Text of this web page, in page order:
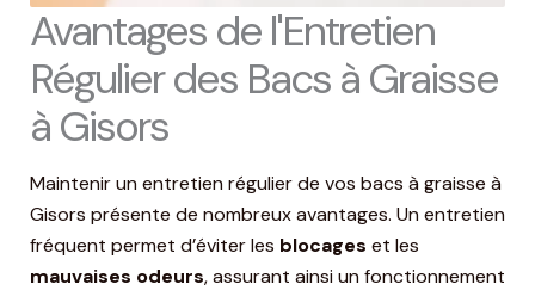
Avantages de l'Entretien
Régulier des Bacs à Graisse
à Gisors
Maintenir un entretien régulier de vos bacs à graisse à
Gisors présente de nombreux avantages. Un entretien
fréquent permet d’éviter les blocages et les
mauvaises odeurs, assurant ainsi un fonctionnement